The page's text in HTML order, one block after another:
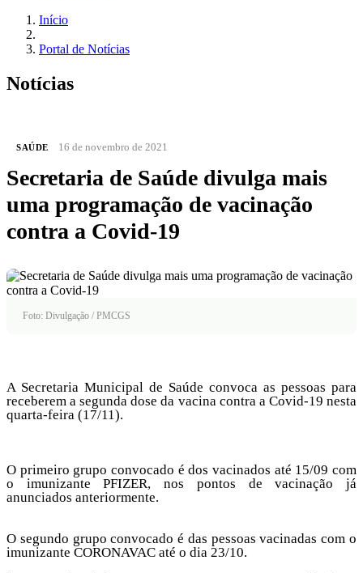
Início
Portal de Notícias
Notícias
SAÚDE 16 de novembro de 2021
Secretaria de Saúde divulga mais
uma programação de vacinação
contra a Covid-19
Foto: Divulgação / PMCGS
A Secretaria Municipal de Saúde convoca as pessoas para
receberem a segunda dose da vacina contra a Covid-19 nesta
quarta-feira (17/11).
O primeiro grupo convocado é dos vacinados até 15/09 com
o imunizante PFIZER, nos pontos de vacinação já
anunciados anteriormente.
O segundo grupo convocado é das pessoas vacinadas com o
imunizante CORONAVAC até o dia 23/10.